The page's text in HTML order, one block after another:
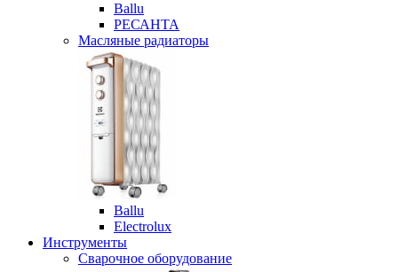
Ballu
РЕСАНТА
Масляные радиаторы
Ballu
Electrolux
Инструменты
Сварочное оборудование